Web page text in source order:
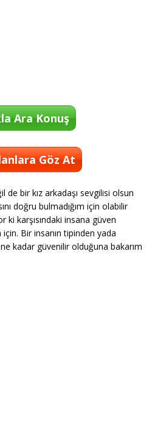
Ara Konuş
Göz At
de bir kız arkadaşı sevgilisi olsun
doğru bulmadığım için olabilir
ki karşısındaki insana güven
Bir insanın tipinden yada
kadar güvenilir olduğuna bakarım